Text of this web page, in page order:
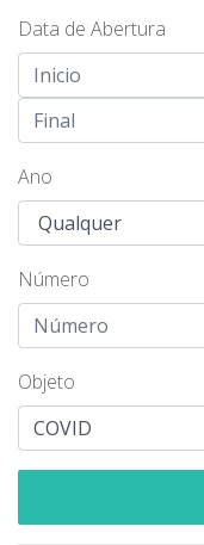
Data de Abertura
Ano
Número
Objeto